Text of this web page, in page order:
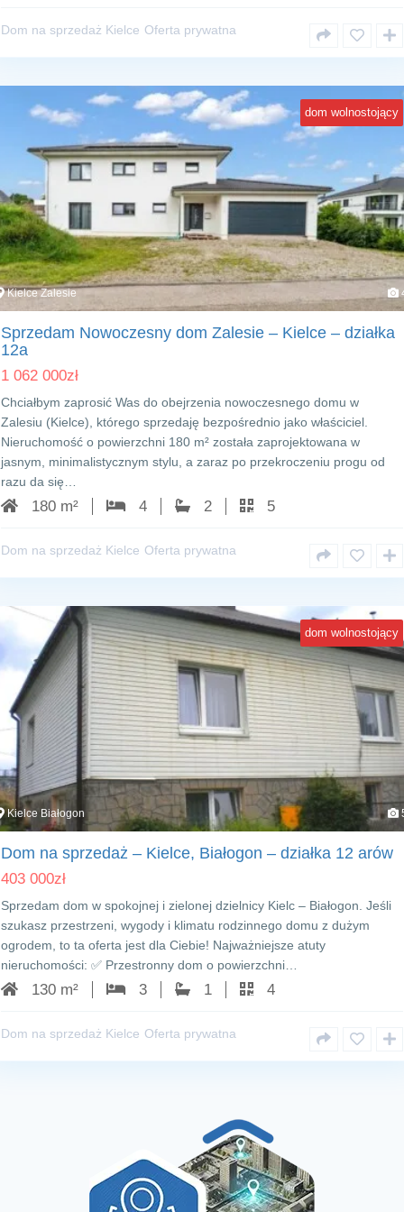
Dom na sprzedaż Kielce Oferta prywatna
dom wolnostojący
Kielce Zalesie
Sprzedam Nowoczesny dom Zalesie – Kielce – działka
12a
1 062 000zł
Chciałbym zaprosić Was do obejrzenia nowoczesnego domu w
Zalesiu (Kielce), którego sprzedaję bezpośrednio jako właściciel.
Nieruchomość o powierzchni 180 m² została zaprojektowana w
jasnym, minimalistycznym stylu, a zaraz po przekroczeniu progu od
razu da się…
180 m² 4 2 5
Dom na sprzedaż Kielce Oferta prywatna
dom wolnostojący
Kielce Białogon
Dom na sprzedaż – Kielce, Białogon – działka 12 arów
403 000zł
Sprzedam dom w spokojnej i zielonej dzielnicy Kielc – Białogon. Jeśli
szukasz przestrzeni, wygody i klimatu rodzinnego domu z dużym
ogrodem, to ta oferta jest dla Ciebie! Najważniejsze atuty
nieruchomości: ✅ Przestronny dom o powierzchni…
130 m² 3 1 4
Dom na sprzedaż Kielce Oferta prywatna